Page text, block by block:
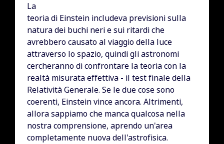
La
teoria di Einstein includeva previsioni sulla
natura dei buchi neri e sui ritardi che
avrebbero causato al viaggio della luce
attraverso lo spazio, quindi gli astronomi
cercheranno di confrontare la teoria con la
realtà misurata effettiva - il test finale della
Relatività Generale. Se le due cose sono
coerenti, Einstein vince ancora. Altrimenti,
allora sappiamo che manca qualcosa nella
nostra comprensione, aprendo un'area
completamente nuova dell'astrofisica.